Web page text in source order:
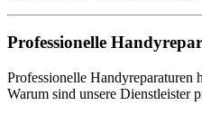
Professionelle
Professionelle Handyreparaturen
Warum sind unsere Dienstleister